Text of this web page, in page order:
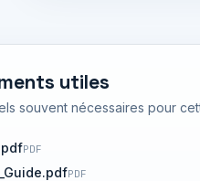
utiles
souvent nécessaires pour
PDF
PDF